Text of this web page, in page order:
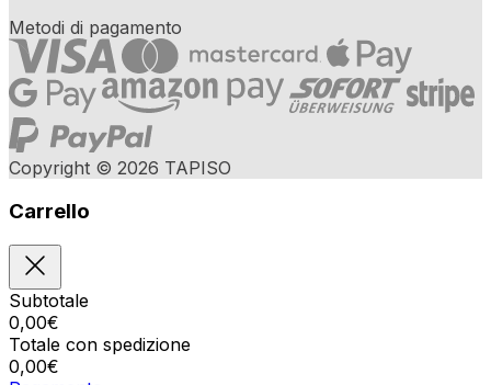
Metodi di pagamento
Copyright © 2026 TAPISO
Carrello
Subtotale
0,00€
Totale con spedizione
0,00€